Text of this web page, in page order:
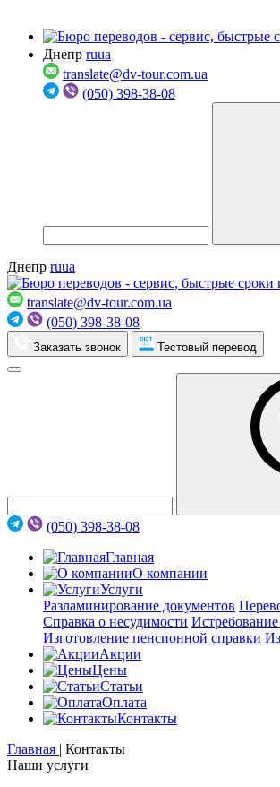
Днепр ruua
translate@dv-tour.com.ua
(050) 398-38-08
Днепр ruua
translate@dv-tour.com.ua
(050) 398-38-08
Заказать звонок Тестовый перевод
(050) 398-38-08
Главная
О компании
Услуги
Разламинирование документов
Справка о несудимости
Изготовление пенсионной справки
Акции
Цены
Статьи
Оплата
Контакты
Главная | Контакты
Наши услуги